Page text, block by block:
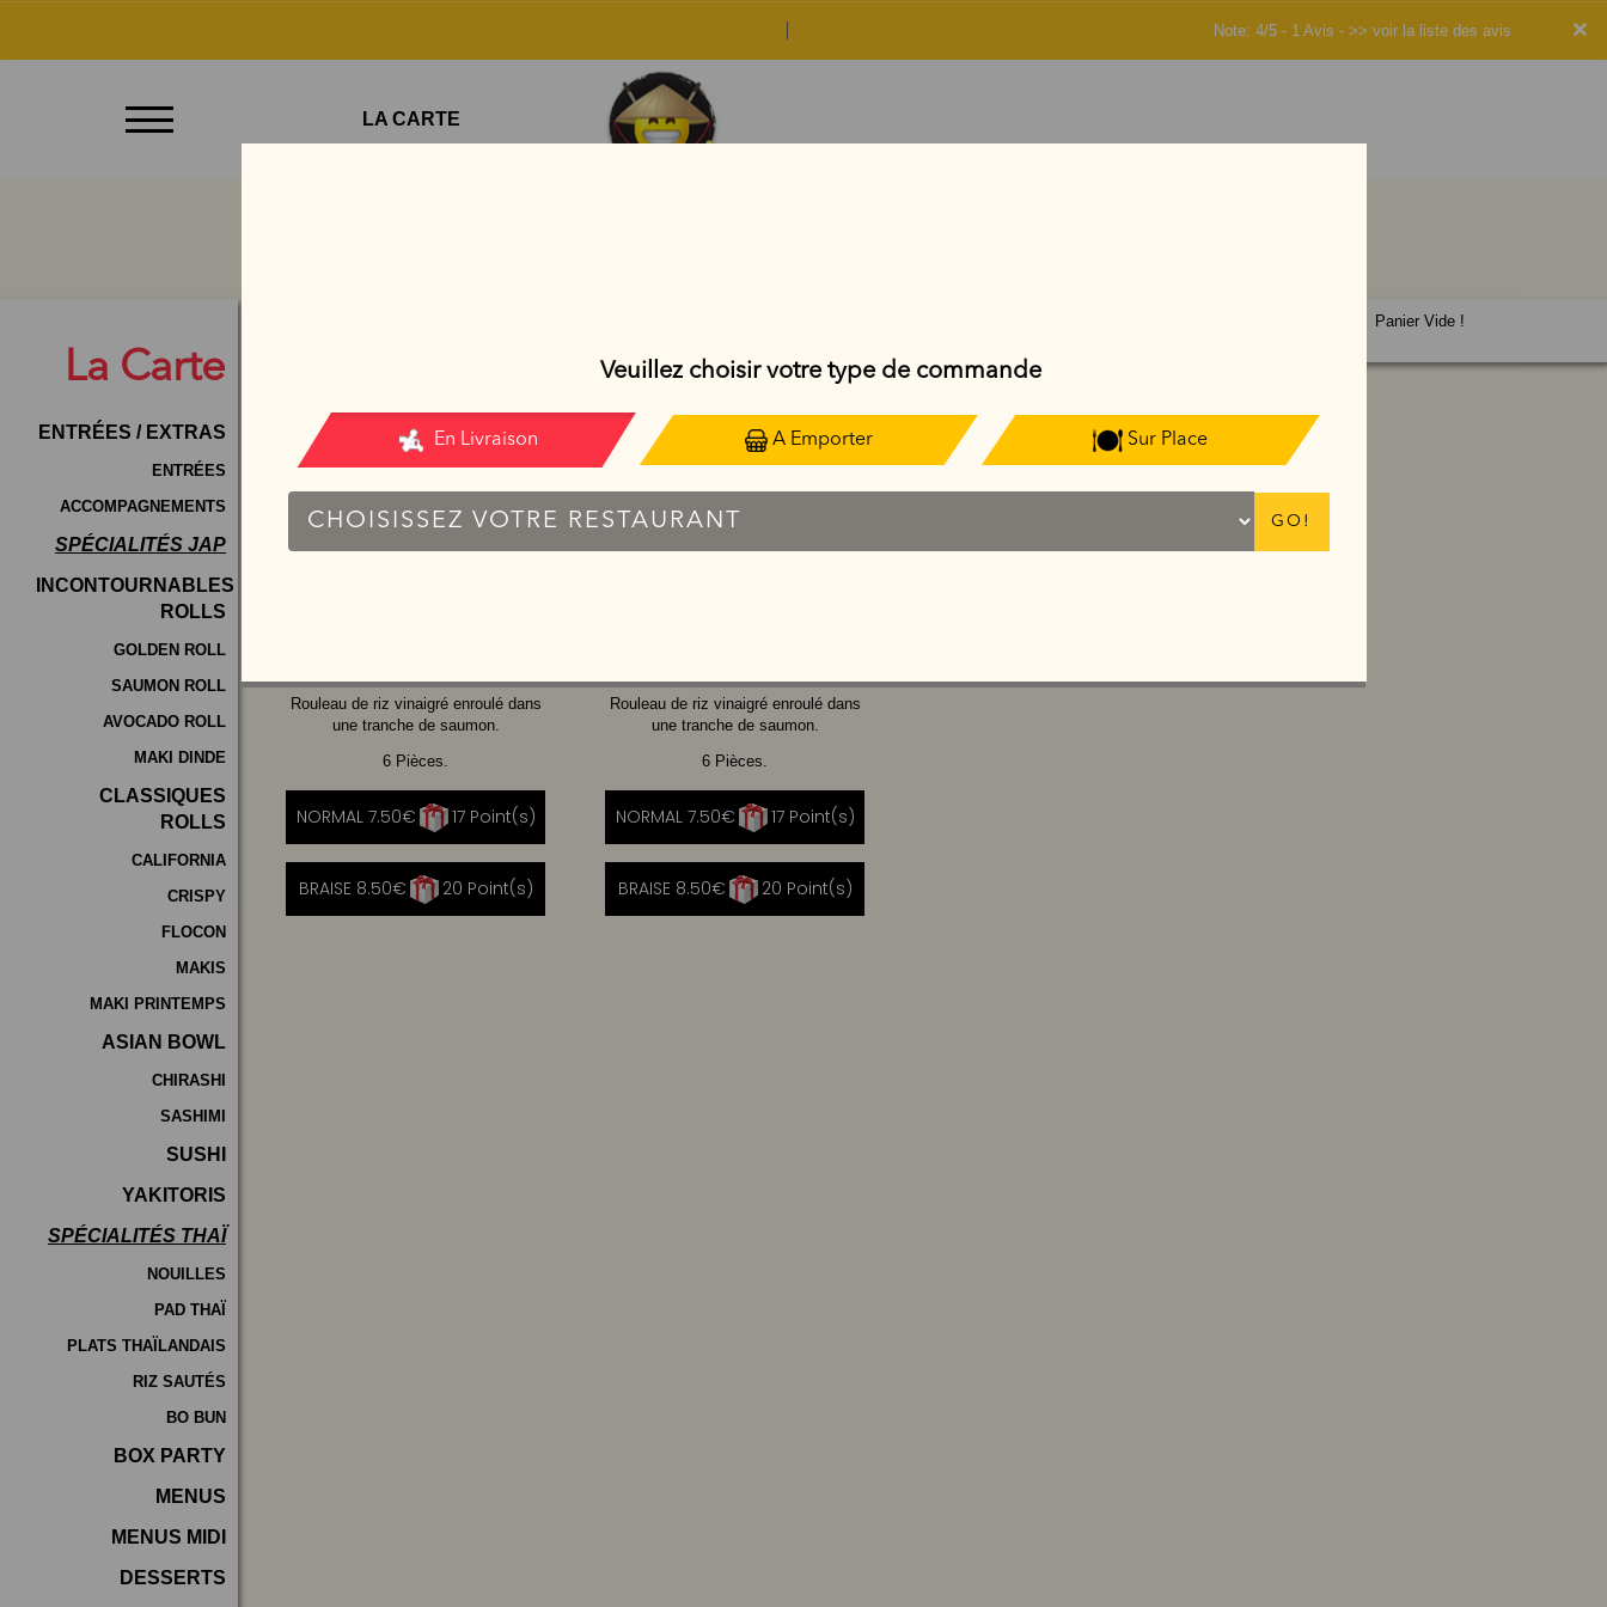
×
Note: 4/5 - 1 Avis - >> voir la liste des avis
Emporter
Contact
Mentions
Légales
Programme
De
Fidélité
Vos
Avis
de
LA CARTE
La Carte
ENTRÉES / EXTRAS
ENTRÉES
ACCOMPAGNEMENTS
SPÉCIALITÉS JAP
INCONTOURNABLES
ROLLS
GOLDEN ROLL
SAUMON ROLL
AVOCADO ROLL
MAKI DINDE
CLASSIQUES
ROLLS
CALIFORNIA
CRISPY
FLOCON
MAKIS
MAKI PRINTEMPS
ASIAN BOWL
CHIRASHI
SASHIMI
SUSHI
YAKITORIS
SPÉCIALITÉS THAÏ
NOUILLES
PAD THAÏ
PLATS THAÏLANDAIS
RIZ SAUTÉS
BO BUN
BOX PARTY
MENUS
MENUS MIDI
DESSERTS
Rouleau de riz vinaigré enroulé dans
une tranche de saumon.
6 Pièces.
NORMAL 7.50€ 17 Point(s)
BRAISE 8.50€ 20 Point(s)
Rouleau de riz vinaigré enroulé dans
une tranche de saumon.
6 Pièces.
NORMAL 7.50€ 17 Point(s)
BRAISE 8.50€ 20 Point(s)
Panier Vide !